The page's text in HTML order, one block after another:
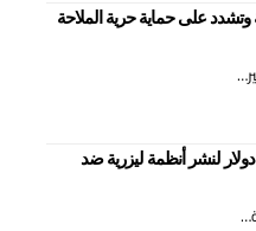
وتشدد على حماية حرية الملاحة
يخصص 400 مليون دولار لنشر أنظمة ليزرية ضد